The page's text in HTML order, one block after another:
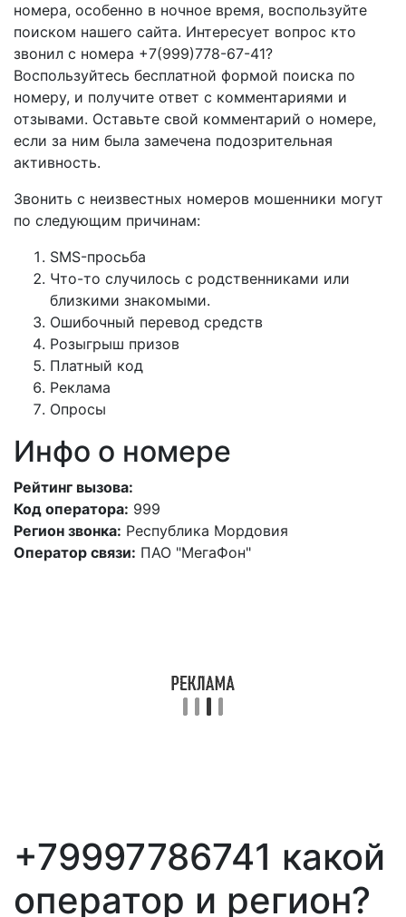
номера, особенно в ночное время, воспользуйте
поиском нашего сайта. Интересует вопрос кто
звонил с номера +7(999)778-67-41?
Воспользуйтесь бесплатной формой поиска по
номеру, и получите ответ с комментариями и
отзывами. Оставьте свой комментарий о номере,
если за ним была замечена подозрительная
активность.
Звонить с неизвестных номеров мошенники могут
по следующим причинам:
SMS-просьба
Что-то случилось с родственниками или
близкими знакомыми.
Ошибочный перевод средств
Розыгрыш призов
Платный код
Реклама
Опросы
Инфо о номере
Рейтинг вызова:
Код оператора: 999
Регион звонка: Республика Мордовия
Оператор связи: ПАО "МегаФон"
+79997786741 какой
оператор и регион?